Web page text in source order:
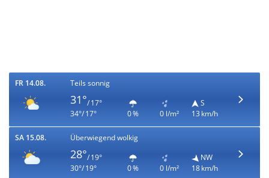
FR 14.08. Teils sonnig
31°/ 17°
34°/ 17°
0 % 0 l/m²
S
13 km/h
SA 15.08. Überwiegend wolkig
28°/ 19°
30°/ 19°
0 % 0 l/m²
NW
18 km/h